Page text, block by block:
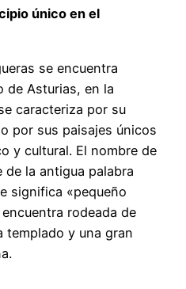
único en el
se encuentra
de Asturias, en la
caracteriza por su
por sus paisajes únicos
y cultural. El nombre de
la antigua palabra
significa «pequeño
rodeada de
templado y una gran